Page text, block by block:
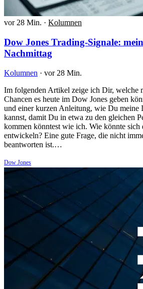
vor 28 Min. · Kolumnen
Dow Jones Trading-Signale:
Nachmittag
Kolumnen · vor 28 Min.
Im folgenden Artikel zeige ich Dir, welche
Chancen es heute im Dow Jones geben
und einer kurzen Anleitung, wie Du meine
kannst, damit Du in etwa zu den gleichen
kommen könntest wie ich. Wie könnte sich
entwickeln? Eine gute Frage, die nicht
beantworten ist.…
Dow Jones